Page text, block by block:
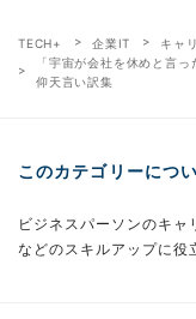
TECH+ 企業IT
キャ
「宇宙が会社を休めと言
仰天言い訳集
このカテゴリーにつ
ビジネスパーソンのキャ
などのスキルアップに役